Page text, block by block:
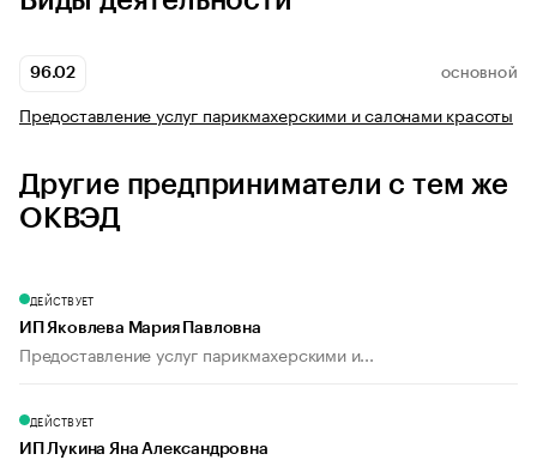
96.02 ОСНОВНОЙ
Предоставление услуг парикмахерскими и салонами красоты
Другие предприниматели с тем же
ОКВЭД
ДЕЙСТВУЕТ
ИП Яковлева Мария Павловна
Предоставление услуг парикмахерскими и...
ДЕЙСТВУЕТ
ИП Лукина Яна Александровна